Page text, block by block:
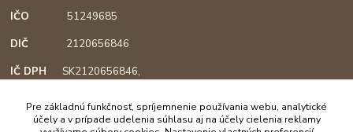
IČO51249685
DIČ 2120656846
IČ DPHSK2120656846,
podľa §4, registrácia od 1.3.2018
Pre základnú funkčnosť, spríjemnenie používania webu, analytické
účely a v prípade udelenia súhlasu aj na účely cielenia reklamy